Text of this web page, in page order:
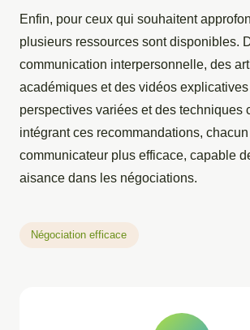
Enfin, pour ceux qui souhaitent
plusieurs ressources sont disponibles.
communication interpersonnelle, des
académiques et des vidéos
perspectives variées et des techniques
intégrant ces recommandations,
communicateur plus efficace, capable
aisance dans les négociations.
Négociation efficace